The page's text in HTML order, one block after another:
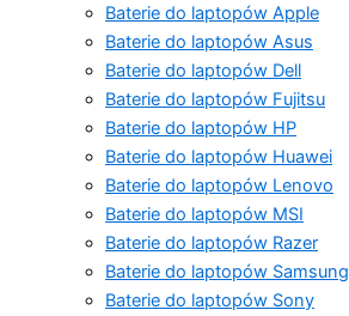
Baterie do laptopów Apple
Baterie do laptopów Asus
Baterie do laptopów Dell
Baterie do laptopów Fujitsu
Baterie do laptopów HP
Baterie do laptopów Huawei
Baterie do laptopów Lenovo
Baterie do laptopów MSI
Baterie do laptopów Razer
Baterie do laptopów Samsung
Baterie do laptopów Sony